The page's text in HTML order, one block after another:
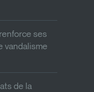
ses
vandalisme
de la